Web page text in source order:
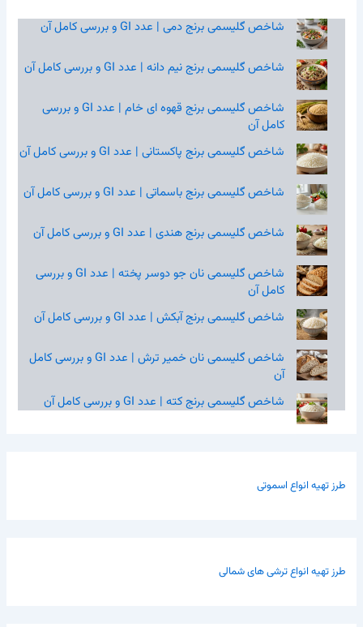
شاخص گلیسمی برنج دمی | عدد GI و بررسی کامل آن
شاخص گلیسمی برنج نیم‌ دانه | عدد GI و بررسی کامل آن
شاخص گلیسمی برنج قهوه‌ ای خام | عدد GI و بررسی
کامل آن
شاخص گلیسمی برنج پاکستانی | عدد GI و بررسی کامل آن
شاخص گلیسمی برنج باسماتی | عدد GI و بررسی کامل آن
شاخص گلیسمی برنج هندی | عدد GI و بررسی کامل آن
شاخص گلیسمی نان جو دوسر پخته | عدد GI و بررسی
کامل آن
شاخص گلیسمی برنج آبکش | عدد GI و بررسی کامل آن
شاخص گلیسمی نان خمیر ترش | عدد GI و بررسی کامل
آن
شاخص گلیسمی برنج کته | عدد GI و بررسی کامل آن
طرز تهیه انواع اسموتی
طرز تهیه انواع ترشی های شمالی